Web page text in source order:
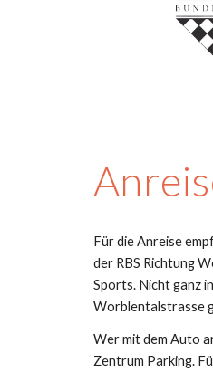
Für die Anreise
der RBS Richtung
Sports. Nicht ganz
Worblentalstrasse
Wer mit dem Auto
Zentrum Parking.